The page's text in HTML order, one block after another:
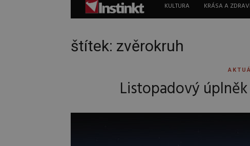
Instinkt
KULTURA KRÁSA A
štítek: zvěrokruh
Listopadový